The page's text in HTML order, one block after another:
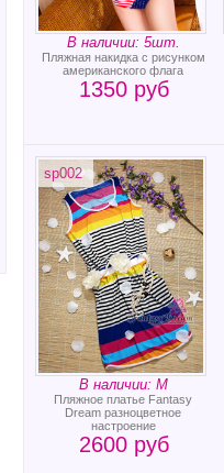
В наличии: 5шт.
Пляжная накидка с рисунком
американского флага
1350 руб
sp002
В наличии: M
Пляжное платье Fantasy
Dream разноцветное
настроение
2600 руб